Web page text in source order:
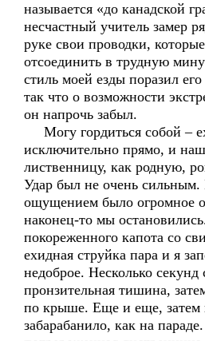
называется «до канадской
несчастный учитель замер
руке свои проводки,
отсоединить в трудную
стиль моей езды поразил
так что о возможности
он напрочь забыл.
Могу гордиться собой –
исключительно прямо, и
лиственницу, как родную,
Удар был не очень
ощущением было огромное
наконец-то мы
покореженного капота со
ехидная струйка пара и я
недоброе. Несколько секунд
пронзительная тишина,
по крыше. Еще и еще, затем
забарабанило, как на